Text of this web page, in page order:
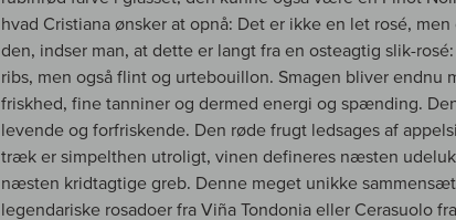
hvad Cristiana ønsker at opnå: Det er ikke en let rosé,
den, indser man, at dette er langt fra en osteagtig slik-
ribs, men også flint og urtebouillon. Smagen bliver
friskhed, fine tanniner og dermed energi og spænding.
levende og forfriskende. Den røde frugt ledsages af
træk er simpelthen utroligt, vinen defineres næsten
næsten kridtagtige greb. Denne meget unikke
legendariske rosadoer fra Viña Tondonia eller Cerasuolo